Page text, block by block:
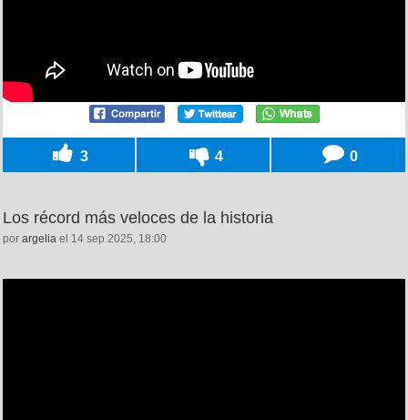
3 4 0
Los récord más veloces de la historia
por argelia el 14 sep 2025, 18:00